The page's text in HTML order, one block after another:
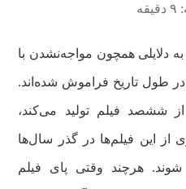
به دلایلی همچون مواجه‌نشدن با
طول تاریخ فراموش شده‌اند.
ششصد فیلم تولید می‌کند،
از این فیلم‌ها در گذر سال‌ها
هرچند وقتی پای فیلم